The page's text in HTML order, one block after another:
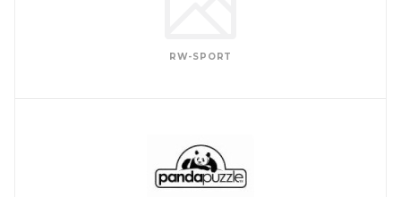
RW-SPORT